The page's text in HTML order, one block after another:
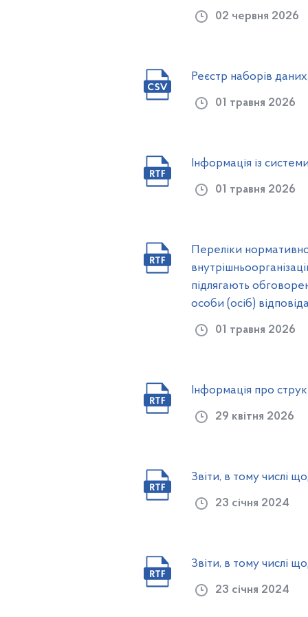
02 червня 2026
Реєстр наборів
01 травня 2026
Інформація із
01 травня 2026
Переліки
підлягають
особи (осіб)
01 травня 2026
Інформація про
29 квітня 2026
Звіти, в тому числі
23 січня 2024
Звіти, в тому числі
23 січня 2024